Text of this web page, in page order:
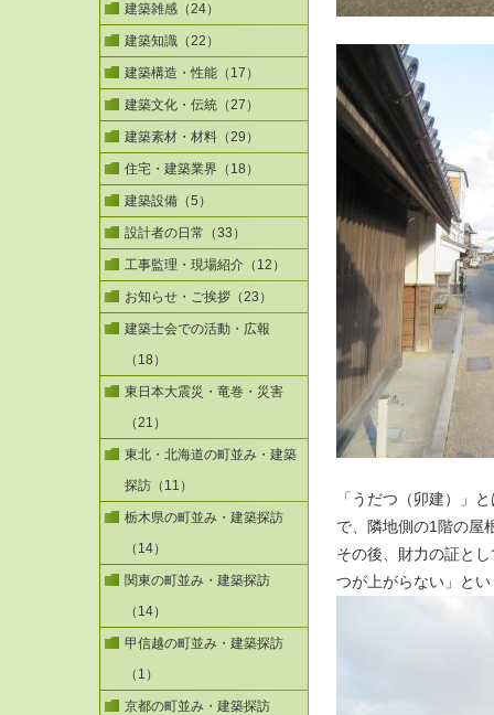
建築雑感（24）
建築知識（22）
建築構造・性能（17）
建築文化・伝統（27）
建築素材・材料（29）
住宅・建築業界（18）
建築設備（5）
設計者の日常（33）
工事監理・現場紹介（12）
お知らせ・ご挨拶（23）
建築士会での活動・広報
（18）
東日本大震災・竜巻・災害
（21）
東北・北海道の町並み・建築
探訪（11）
栃木県の町並み・建築探訪
（14）
関東の町並み・建築探訪
（14）
甲信越の町並み・建築探訪
（1）
京都の町並み・建築探訪
「うだつ（卯建）」
で、隣地側の1階の屋
その後、財力の証と
つが上がらない」と